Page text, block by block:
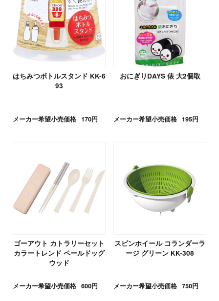
はちみつボトルスタンド KK-6
93
メーカー希望小売価格 170円
おにぎりDAYS 俵 大2個取
メーカー希望小売価格 195円
ゴーアウト カトラリーセット
カラートレンド ペールドッグ
ウッド
メーカー希望小売価格 600円
スピンホイール コランダーラ
ージ グリーン KK-308
メーカー希望小売価格 750円